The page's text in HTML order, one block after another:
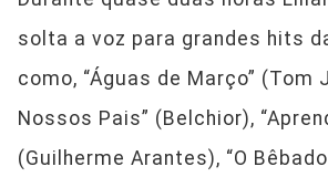
solta a voz para grandes hits
como, “Águas de Março” (Tom
Nossos Pais” (Belchior),
(Guilherme Arantes), “O